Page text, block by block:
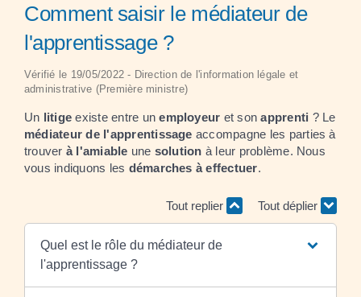
Comment saisir le médiateur de
l'apprentissage ?
Vérifié le 19/05/2022 - Direction de l'information légale et
administrative (Première ministre)
Un litige existe entre unemployeur et sonapprenti ? Le
médiateur de l'apprentissage accompagne les parties à
trouver à l'amiable une solution à leur problème. Nous
vous indiquons les démarches à effectuer.
Tout replier Tout déplier
Quel est le rôle du médiateur de
l'apprentissage ?